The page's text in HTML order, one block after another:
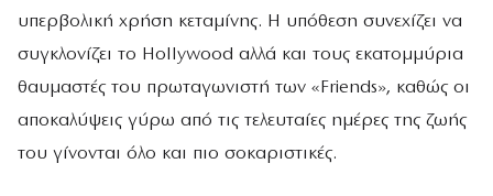
υπερβολική χρήση κεταμίνης. Η υπόθεση συνεχίζει να
συγκλονίζει το Hollywood αλλά και τους εκατομμύρια
θαυμαστές του πρωταγωνιστή των «Friends», καθώς οι
αποκαλύψεις γύρω από τις τελευταίες ημέρες της ζωής
του γίνονται όλο και πιο σοκαριστικές.